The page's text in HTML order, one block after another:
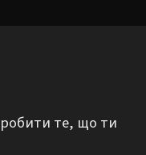
те, що ти